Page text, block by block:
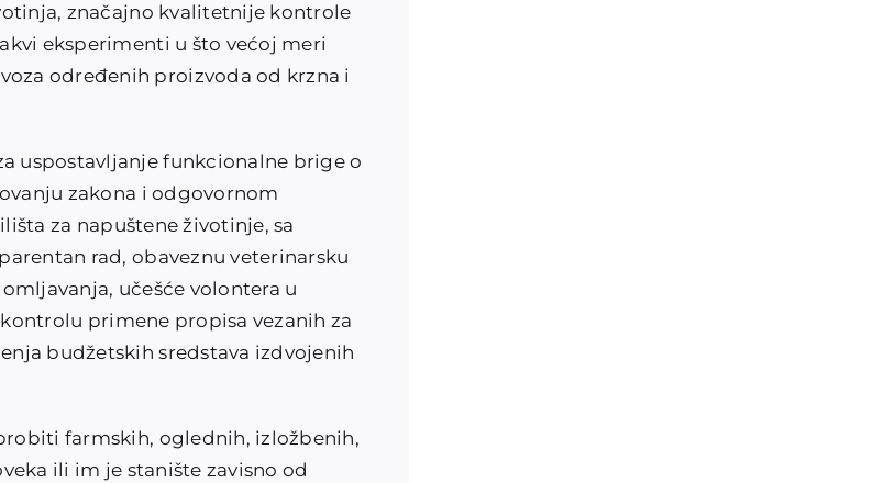
značajno kvalitetnije kontrole
eksperimenti u što većoj meri
određenih proizvoda od krzna i
uspostavljanje funkcionalne brige o
zakona i odgovornom
za napuštene životinje, sa
rad, obaveznu veterinarsku
učešće volontera u
primene propisa vezanih za
budžetskih sredstava izdvojenih
farmskih, oglednih, izložbenih,
ili im je stanište zavisno od